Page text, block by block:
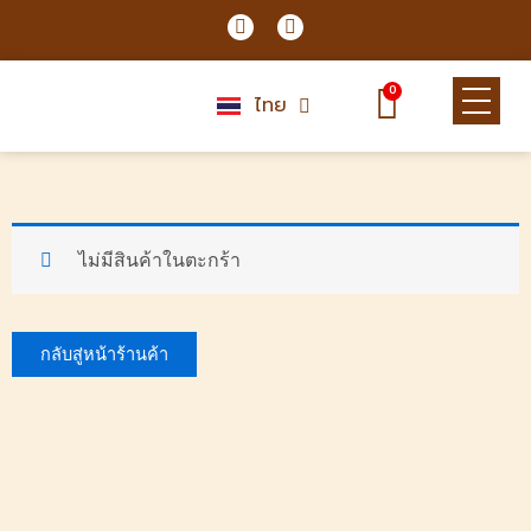
F
a
c
b
o
k
L
i
n
ไทย
English
0
Cart
ไม่มีสินค้าในตะกร้า
กลับสู่หน้าร้านค้า